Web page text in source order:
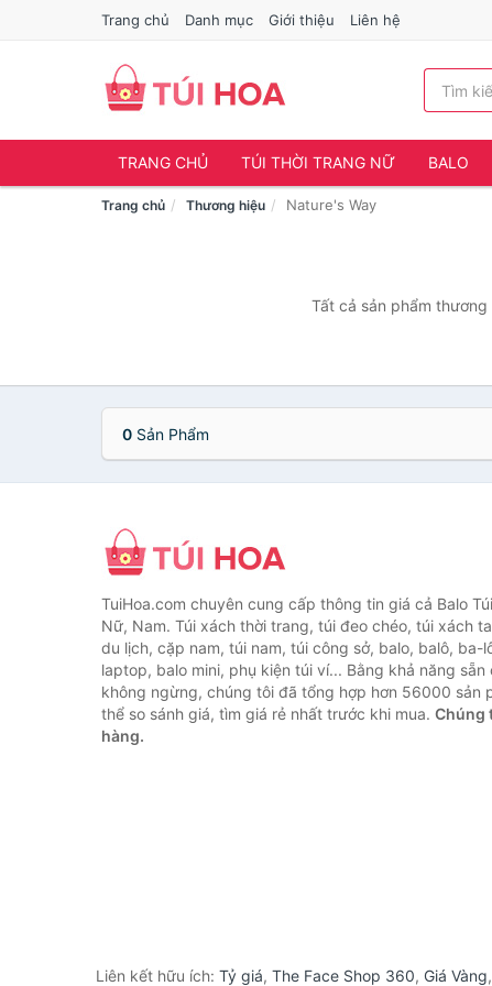
Trang chủ Danh mục Giới thiệu Liên hệ
TRANG CHỦ TÚI THỜI TRANG NỮ BALO
Trang chủ Thương hiệu Nature's Way
Tất cả sản phẩm
0 Sản Phẩm
TuiHoa.com chuyên cung cấp thông tin giá cả Balo
Nữ, Nam. Túi xách thời trang, túi đeo chéo, túi xách
du lịch, cặp nam, túi nam, túi công sở, balo, balô, ba-
laptop, balo mini, phụ kiện túi ví... Bằng khả năng
không ngừng, chúng tôi đã tổng hợp hơn 56000 sản
thể so sánh giá, tìm giá rẻ nhất trước khi mua. Chúng
hàng.
Liên kết hữu ích: Tỷ giá, The Face Shop 360, Giá Vàng,